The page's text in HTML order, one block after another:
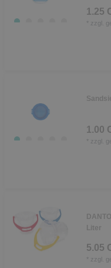
1.25
zzgl.
1.00
zzgl.
Liter
5.05
zzgl.